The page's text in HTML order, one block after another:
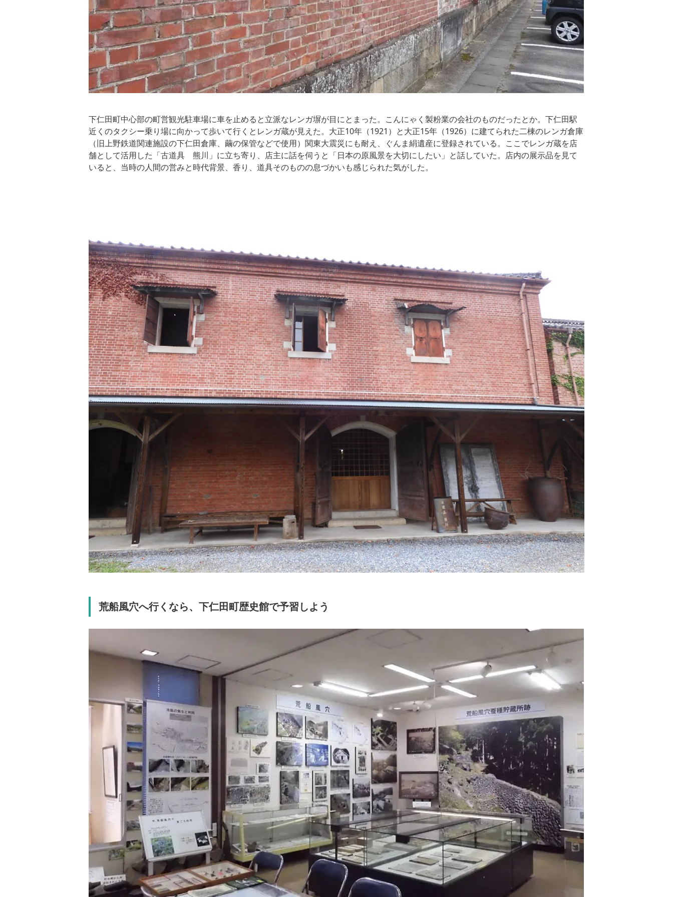
下仁田町中心部の町営観光駐車場に車を止めると立派なレンガ塀が目にとまった。こんにゃく製粉業の会社のものだったとか。下仁田駅
近くのタクシー乗り場に向かって歩いて行くとレンガ蔵が見えた。大正10年（1921）と大正15年（1926）に建てられた二棟のレンガ倉庫
（旧上野鉄道関連施設の下仁田倉庫、繭の保管などで使用）関東大震災にも耐え、ぐんま絹遺産に登録されている。ここでレンガ蔵を店
舗として活用した「古道具 熊川」に立ち寄り、店主に話を伺うと「日本の原風景を大切にしたい」と話していた。店内の展示品を見て
いると、当時の人間の営みと時代背景、香り、道具そのものの息づかいも感じられた気がした。
荒船風穴へ行くなら、下仁田町歴史館で予習しよう